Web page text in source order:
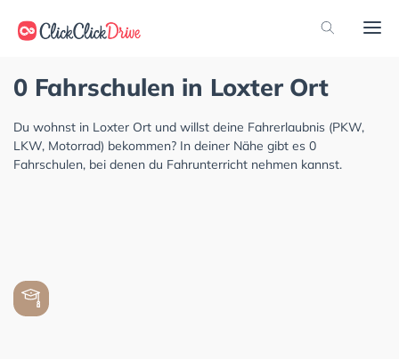
0 Fahrschulen in Loxter Ort
Du wohnst in Loxter Ort und willst deine Fahrerlaubnis (PKW,
LKW, Motorrad) bekommen? In deiner Nähe gibt es 0
Fahrschulen, bei denen du Fahrunterricht nehmen kannst.